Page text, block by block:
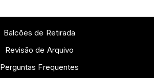
Balcões de Retirada
Revisão de Arquivo
Perguntas Frequentes